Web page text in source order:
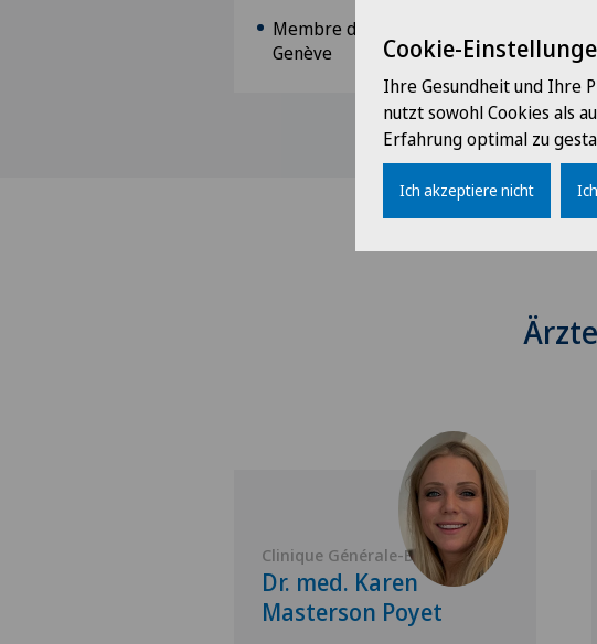
Membre de l’Association des Médecins
Genève
Clinique Générale-Beaulieu
Dr. med. Karen
Masterson Poyet
Cookie-
Ihre Gesundheit und Ihre
nutzt sowohl Cookies als
Erfahrung optimal zu
Ich akzeptiere nicht